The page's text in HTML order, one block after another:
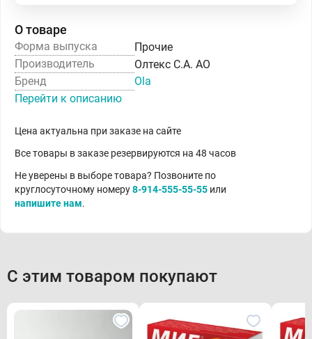
О товаре
Форма выпуска
Прочие
Производитель
Олтекс С.А. АО
Бренд
Ola
Перейти к описанию
Цена актуальна при заказе на сайте
Все товары в заказе резервируются на 48 часов
Не уверены в выборе товара? Позвоните по
круглосуточному номеру8-914-555-55-55 или
напишите нам.
С этим товаром покупают